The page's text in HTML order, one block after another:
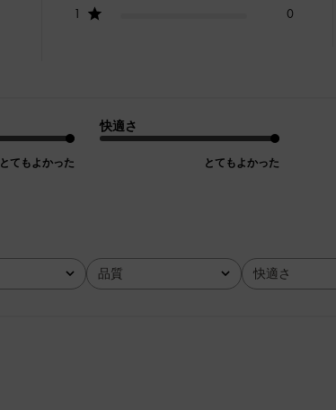
1
0
とてもよかった
快適さ
とてもよかった
品質
全て 快適さ
全て